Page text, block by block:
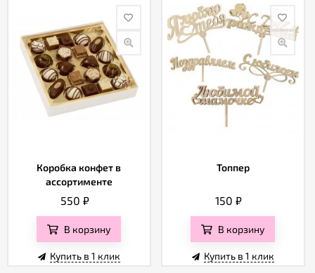
Коробка конфет в
ассортименте
550 ₽
В корзину
Купить в 1 клик
Топпер
150₽
В корзину
Купить в 1 клик